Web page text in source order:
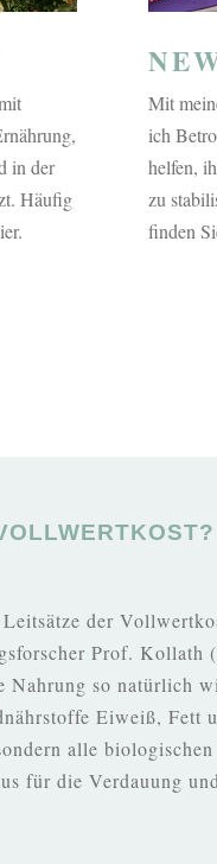
in der
Häufig
Mit
ich
helfen,
zu
finden
der
Prof. Kollath
Nahrung so natürlich
Eiweiß, Fett
alle
für die Verdauung